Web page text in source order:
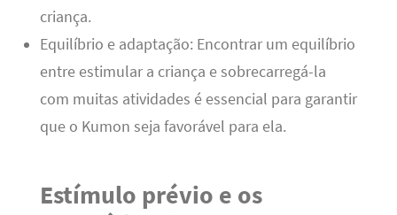
criança.
Equilíbrio e adaptação: Encontrar um equilíbrio
entre estimular a criança e sobrecarregá-la
com muitas atividades é essencial para garantir
que o Kumon seja favorável para ela.
Estímulo prévio e os